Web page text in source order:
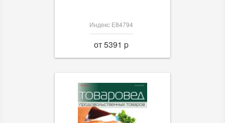
Индекс Е84794
от 5391 p